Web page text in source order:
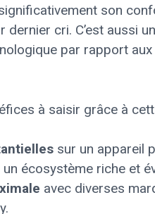
son
dernier cri. C’est aussi
par rapport
à saisir grâce à
sur un appareil
un écosystème riche et
avec diverses